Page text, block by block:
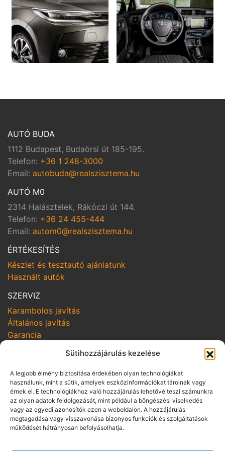
Sütihozzájárulás kezelése
A legjobb élmény biztosítása érdekében olyan technológiákat
használunk, mint a sütik, amelyek eszközinformációkat tárolnak vagy
érnek el. E technológiákhoz való hozzájárulás lehetővé teszi számunkra
az olyan adatok feldolgozását, mint például a böngészési viselkedés
vagy az egyedi azonosítók ezen a weboldalon. A hozzájárulás
megtagadása vagy visszavonása bizonyos funkciók és szolgáltatások
működését hátrányosan befolyásolhatja.
AUTÓ BUDA
1112 Budapest, Budaörsi út 185-195.
Telefon: +36 1 248-3000
Email: autobuda@realszisztema.hu
AUTÓ M0
2314 Halásztelek, Rákóczi út 144.
Telefon: +36 24 455-444
Email: autom0@realszisztema.hu
ÉRTÉKESÍTÉS
Készlet és tesztautó ajánlatunk
Használt autók
SZERVIZ
Karambolos javítás
Általános javítás
Garancia
SZOLGÁLTATÁSOK
Online szerviz bejelentkezés
Szerviz kampányok
Hozom-viszem
SZABÁLYZATOK
Adatvédelmi irányelvek